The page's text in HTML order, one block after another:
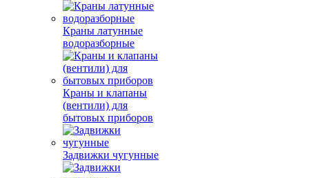
Краны латунные
водоразборные
Краны и клапаны
(вентили) для
бытовых приборов
Задвижки чугунные